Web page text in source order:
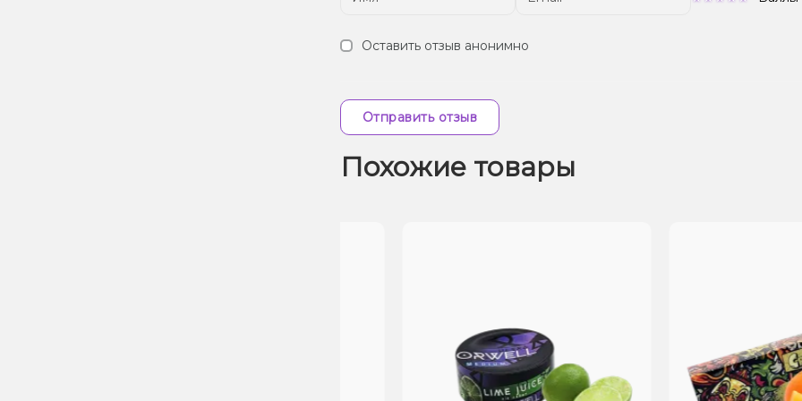
Оставить отзыв анонимно
Отправить отзыв
Похожие товары